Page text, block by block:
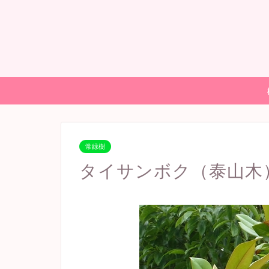
常緑樹
タイサンボク（泰山木